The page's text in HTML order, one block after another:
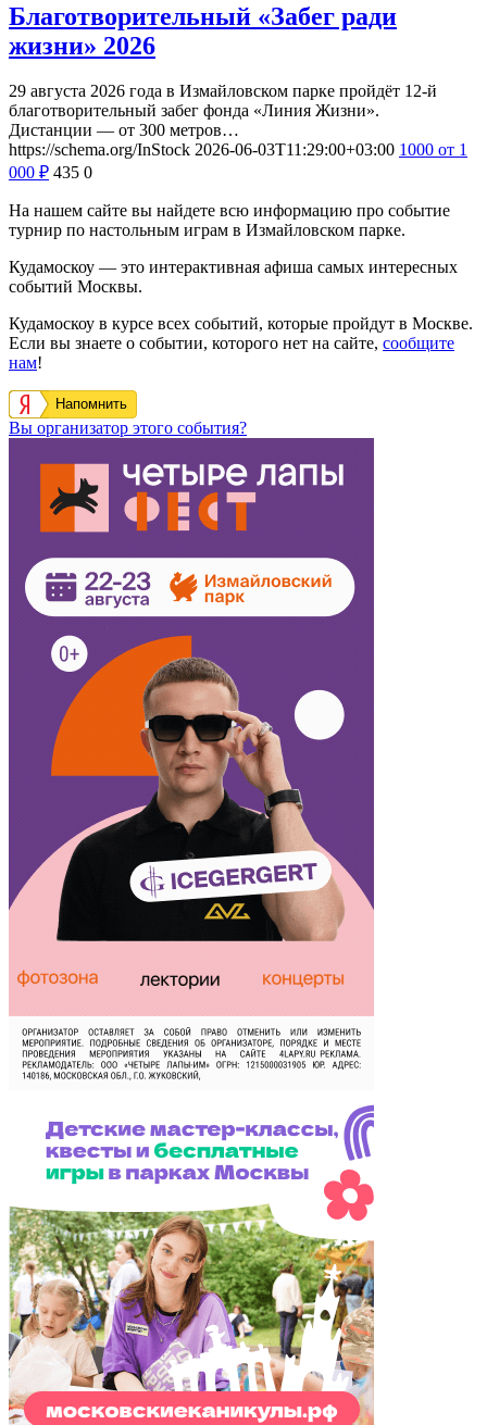
Благотворительный «Забег ради
жизни» 2026
29 августа 2026 года в Измайловском парке пройдёт 12-й
благотворительный забег фонда «Линия Жизни».
Дистанции — от 300 метров…
https://schema.org/InStock 2026-06-03T11:29:00+03:00 1000 от 1
000 ₽ 435 0
На нашем сайте вы найдете всю информацию про событие
турнир по настольным играм в Измайловском парке.
Кудамоскоу — это интерактивная афиша самых интересных
событий Москвы.
Кудамоскоу в курсе всех событий, которые пройдут в Москве.
Если вы знаете о событии, которого нет на сайте, сообщите
нам!
Напомнить
Вы организатор этого события?